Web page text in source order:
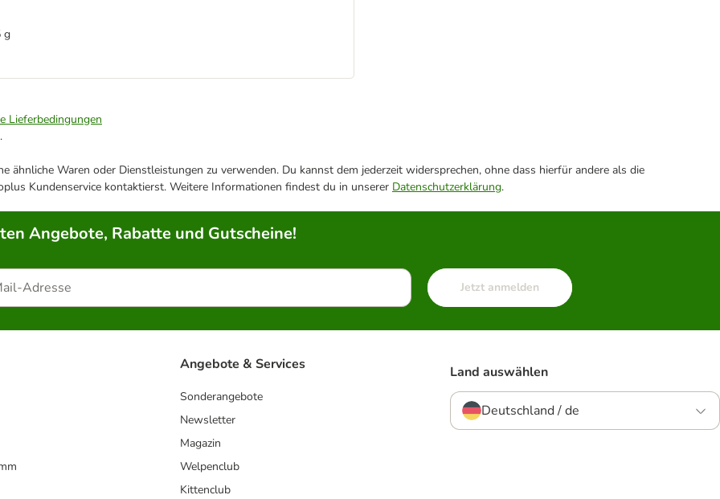
g
Lieferbedingungen
Waren oder Dienstleistungen zu verwenden. Du kannst dem jederzeit widersprechen, ohne dass hierfür andere als die
Kundenservice kontaktierst. Weitere Informationen findest du in unserer Datenschutzerklärung.
Angebote, Rabatte und Gutscheine!
Jetzt anmelden
Angebote & Services
Sonderangebote
Newsletter
Magazin
Welpenclub
Kittenclub
Land auswählen
Deutschland / de